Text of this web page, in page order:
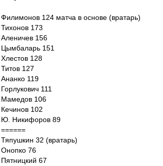
Филимонов 124 матча в основе (вратарь)
Тихонов 173
Аленичев 156
Цымбаларь 151
Хлестов 128
Титов 127
Ананко 119
Горлукович 111
Мамедов 106
Кечинов 102
Ю. Никифоров 89
======
Тяпушкин 32 (вратарь)
Онопко 76
Пятницкий 67